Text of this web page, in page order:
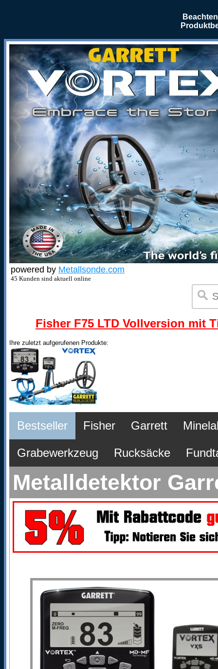
powered by Metallsonde.com
45 Kunden sind aktuell online
Fisher F75 LTD Vollversion mit
Ihre zuletzt aufgerufenen Produkte:
Bestseller Fisher Garrett
Grabewerkzeug Rucksäcke
Metalldetektor